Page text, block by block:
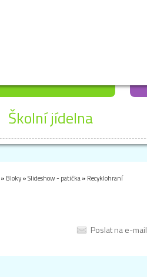
Školní jídelna
» Bloky»Slideshow - patička» Recyklohraní
Poslat na e-mail